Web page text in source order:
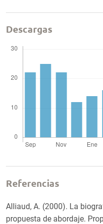
Descargas
Referencias
Alliaud, A. (2000). La
propuesta de abordaje.